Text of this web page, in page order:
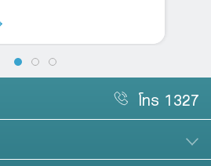
โทร 1327